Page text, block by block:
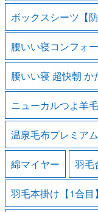
ボックスシーツ【
腰いい寝コンフォ
腰いい寝 超快朝 か
ニューカルつよ羊毛
温泉毛布プレミア
綿マイヤー 羽毛
羽毛本掛け【1合目】